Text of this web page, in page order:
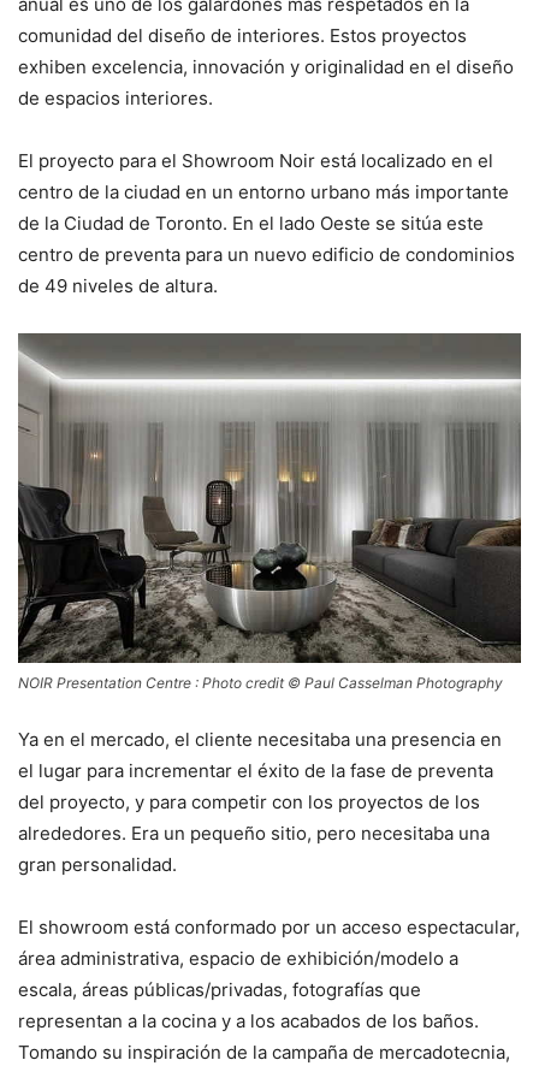
comunidad del diseño de interiores. Estos proyectos
exhiben excelencia, innovación y originalidad en el diseño
de espacios interiores.
El proyecto para el Showroom Noir está localizado en el
centro de la ciudad en un entorno urbano más importante
de la Ciudad de Toronto. En el lado Oeste se sitúa este
centro de preventa para un nuevo edificio de condominios
de 49 niveles de altura.
NOIR Presentation Centre : Photo credit © Paul Casselman Photography
Ya en el mercado, el cliente necesitaba una presencia en
el lugar para incrementar el éxito de la fase de preventa
del proyecto, y para competir con los proyectos de los
alrededores. Era un pequeño sitio, pero necesitaba una
gran personalidad.
El showroom está conformado por un acceso espectacular,
área administrativa, espacio de exhibición/modelo a
escala, áreas públicas/privadas, fotografías que
representan a la cocina y a los acabados de los baños.
Tomando su inspiración de la campaña de mercadotecnia,